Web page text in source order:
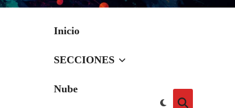
Inicio
SECCIONES
Nube
Cambiar
Abrir